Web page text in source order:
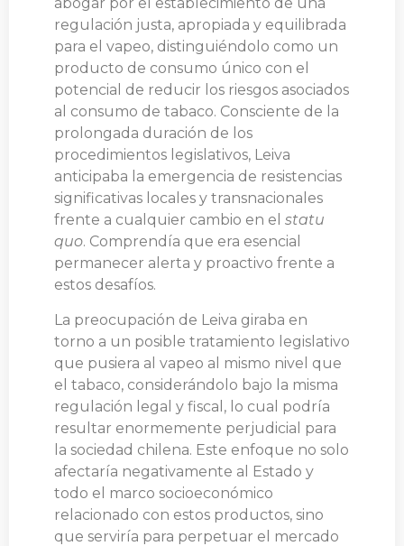
regulación justa, apropiada y equilibrada
para el vapeo, distinguiéndolo como un
producto de consumo único con el
potencial de reducir los riesgos asociados
al consumo de tabaco. Consciente de la
prolongada duración de los
procedimientos legislativos, Leiva
anticipaba la emergencia de resistencias
significativas locales y transnacionales
frente a cualquier cambio en el statu
quo. Comprendía que era esencial
permanecer alerta y proactivo frente a
estos desafíos.
La preocupación de Leiva giraba en
torno a un posible tratamiento legislativo
que pusiera al vapeo al mismo nivel que
el tabaco, considerándolo bajo la misma
regulación legal y fiscal, lo cual podría
resultar enormemente perjudicial para
la sociedad chilena. Este enfoque no solo
afectaría negativamente al Estado y
todo el marco socioeconómico
relacionado con estos productos, sino
que serviría para perpetuar el mercado